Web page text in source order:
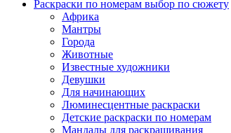
Раскраски по номерам выбор по сюжету
Африка
Мантры
Города
Животные
Известные художники
Девушки
Для начинающих
Люминесцентные раскраски
Детские раскраски по номерам
Мандалы для раскрашивания